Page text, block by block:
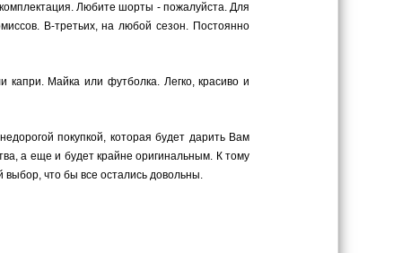
Любите шорты - пожалуйста. Для
В-третьих, на любой сезон. Постоянно
Майка или футболка. Легко, красиво и
покупкой, которая будет дарить Вам
а еще и будет крайне оригинальным. К тому
что бы все остались довольны.